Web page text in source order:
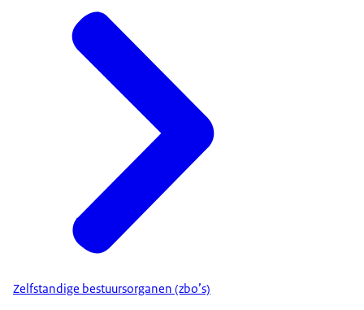
Zelfstandige bestuursorganen (zbo’s)